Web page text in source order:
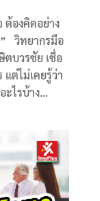
ต้องคิดอย่าง
วิทยากรมือ
ตบวรชัย เชื่อ
ต่ไม่เคยรู้ว่า
ไรบ้าง...